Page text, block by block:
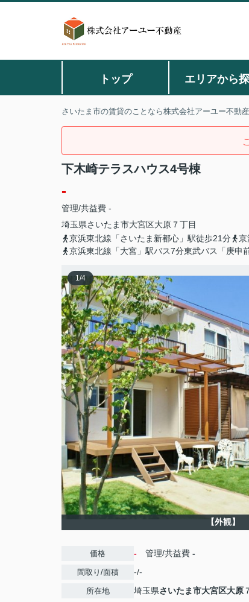
トップ エリアから
さいたま市の賃貸のことなら株式会社アーユー不動産
下木崎テラスハウス4号棟
-
管理/共益費 -
埼玉県さいたま市大宮区大原 ７丁目
京浜東北線「さいたま新都心」駅徒歩21分
京
京浜東北線「大宮」駅バス7分東武バス「庚申
1/4
【外観】
価格 - 管理/共益費 -
間取り/面積 -/-
所在地 埼玉県さいたま市大宮区大原